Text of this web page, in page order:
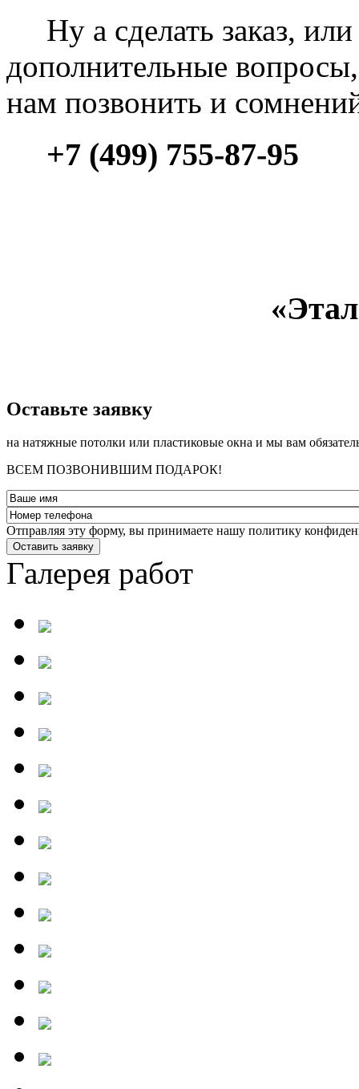
Ну а сделать заказ, или
дополнительные вопросы,
нам позвонить и
+7 (499) 755-87-95
­Оставьте заявку
на натяжные потолки или пластиковые окна и мы вам
ВСЕМ ПОЗВОНИВШИМ ПОДАРОК!
Отправляя эту форму, вы принимаете нашу политику
Оставить заявку
Галерея работ